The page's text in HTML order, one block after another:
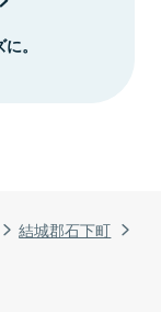
結城郡石下町
。